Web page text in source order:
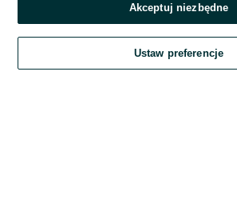
Kontynuując za pośrednictwem jednego z
Regulamin serwisu OLX.pl w jego
Akceptuj niezbędne
Ustaw preferencje